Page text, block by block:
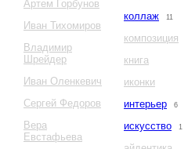
Артем Горбунов
Иван Тихомиров
Владимир
Шрейдер
Иван Оленкевич
Сергей Федоров
Вера
Евстафьева
коллаж
11
композиция
книга
иконки
интерьер
6
искусство 1